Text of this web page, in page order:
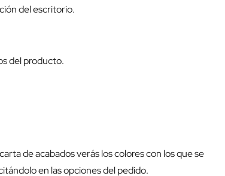
del escritorio.
del producto.
de acabados verás los colores con los que se
en las opciones del pedido.